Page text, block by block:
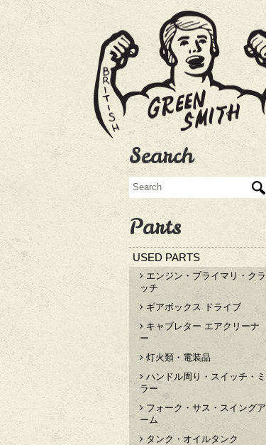
Search
Parts
USED PARTS
エンジン・プライマリ・クラ
ッチ
ギアボックス ドライブ
キャブレター エアクリーナ
ー
灯火類・電装品
ハンドル周り・スイッチ・ミ
ラー
フォーク・サス・スイングア
ーム
タンク・オイルタンク